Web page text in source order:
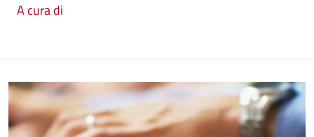
A cura di